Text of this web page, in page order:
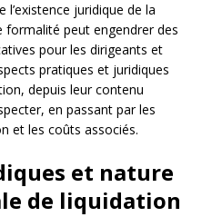
juridique de la
peut engendrer des
pour les dirigeants et
pratiques et juridiques
depuis leur contenu
en passant par les
et les coûts associés.
et nature
de liquidation